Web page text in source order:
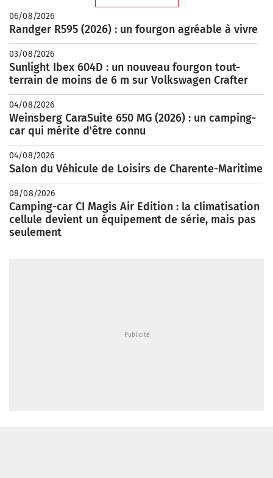
06/08/2026
Randger R595 (2026) : un fourgon agréable à vivre
03/08/2026
Sunlight Ibex 604D : un nouveau fourgon tout-
terrain de moins de 6 m sur Volkswagen Crafter
04/08/2026
Weinsberg CaraSuite 650 MG (2026) : un camping-
car qui mérite d'être connu
04/08/2026
Salon du Véhicule de Loisirs de Charente-Maritime
08/08/2026
Camping-car CI Magis Air Edition : la climatisation
cellule devient un équipement de série, mais pas
seulement